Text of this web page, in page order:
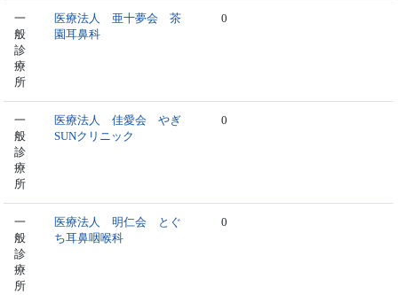
一
般
診
療
所
医療法人 亜十夢会 茶
園耳鼻科
0
一
般
診
療
所
医療法人 佳愛会 やぎ
SUNクリニック
0
一
般
診
療
所
医療法人 明仁会 とぐ
ち耳鼻咽喉科
0